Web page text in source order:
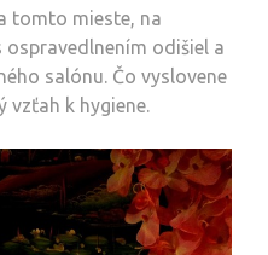
tomto mieste, na
odišiel a
salónu. Čo vyslovene
vzťah k hygiene.